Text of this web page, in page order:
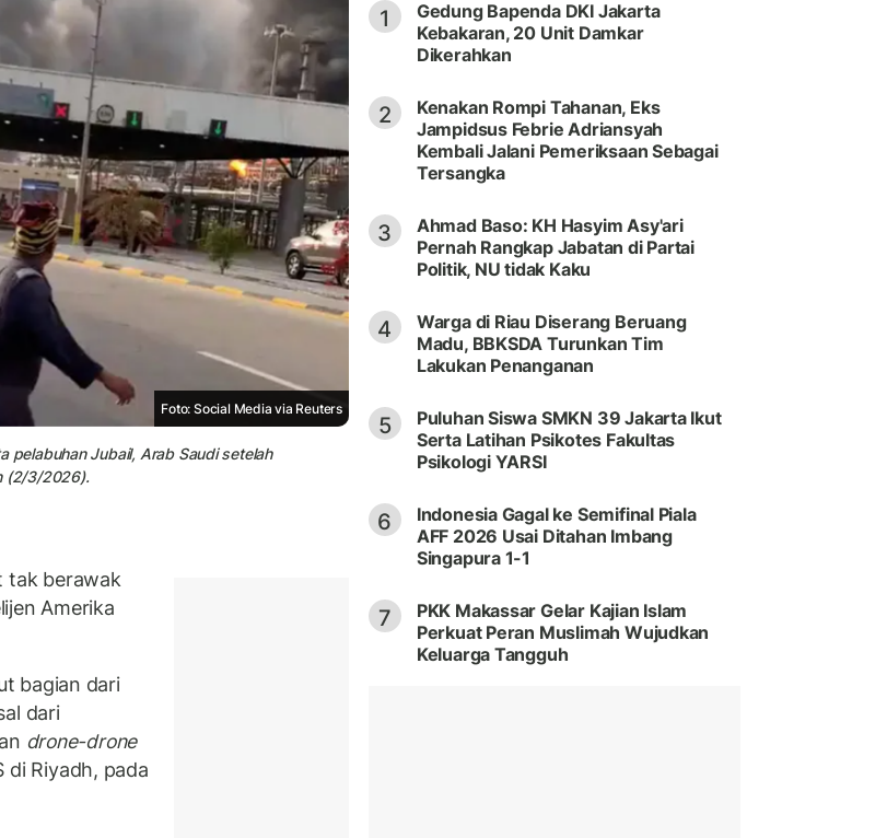
Foto: Social Media via Reuters
pelabuhan Jubail, Arab Saudi setelah
(2/3/2026).
tak berawak
Amerika
bagian dari
dari
drone-drone
di Riyadh, pada
1
Gedung Bapenda DKI Jakarta
Kebakaran, 20 Unit Damkar
Dikerahkan
2
Kenakan Rompi Tahanan, Eks
Jampidsus Febrie Adriansyah
Kembali Jalani Pemeriksaan Sebagai
Tersangka
3
Ahmad Baso: KH Hasyim Asy'ari
Pernah Rangkap Jabatan di Partai
Politik, NU tidak Kaku
4
Warga di Riau Diserang Beruang
Madu, BBKSDA Turunkan Tim
Lakukan Penanganan
5
Puluhan Siswa SMKN 39 Jakarta Ikut
Serta Latihan Psikotes Fakultas
Psikologi YARSI
6
Indonesia Gagal ke Semifinal Piala
AFF 2026 Usai Ditahan Imbang
Singapura 1-1
7
PKK Makassar Gelar Kajian Islam
Perkuat Peran Muslimah Wujudkan
Keluarga Tangguh